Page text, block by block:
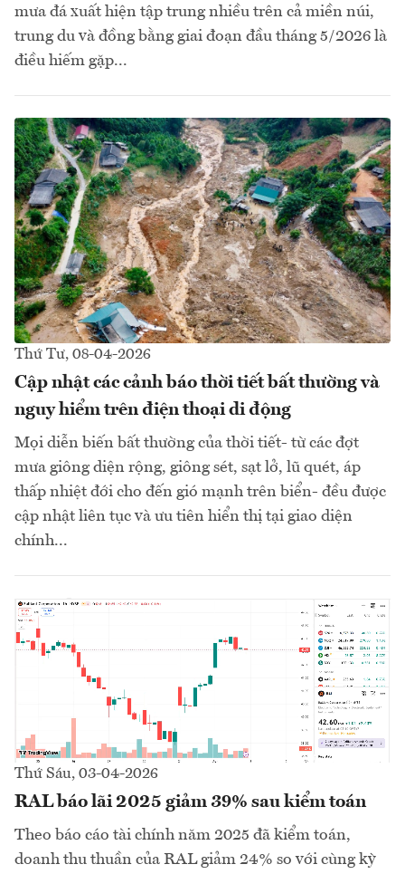
mưa đá xuất hiện tập trung nhiều trên cả miền núi,
trung du và đồng bằng giai đoạn đầu tháng 5/2026 là
điều hiếm gặp...
Thứ Tư, 08-04-2026
Cập nhật các cảnh báo thời tiết bất thường và
nguy hiểm trên điện thoại di động
Mọi diễn biến bất thường của thời tiết- từ các đợt
mưa giông diện rộng, giông sét, sạt lở, lũ quét, áp
thấp nhiệt đới cho đến gió mạnh trên biển- đều được
cập nhật liên tục và ưu tiên hiển thị tại giao diện
chính...
Thứ Sáu, 03-04-2026
RAL báo lãi 2025 giảm 39% sau kiểm toán
Theo báo cáo tài chính năm 2025 đã kiểm toán,
doanh thu thuần của RAL giảm 24% so với cùng kỳ